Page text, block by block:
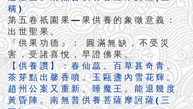
稱)
第五卷祇園果—果供養的象徵意義：
出世聖果。
『供果功德』： 圓滿無缺，不受災
害，受諸喜悅，早證佛果。
【供養讚】：春仙蕊。百草甚奇青。
茶芽點出馨香噴。玉甌盞內雪花輝。
趙州公案又重新。睡魔王。能退幾度
黃昏陣。南無普供養菩薩摩訶薩(三